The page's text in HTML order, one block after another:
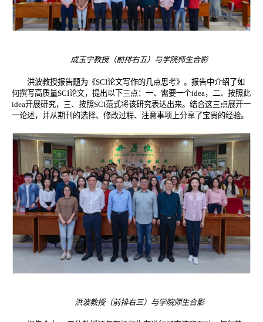
成玉宁教授（前排右五）与学院师生合影
洪波教授报告题为《SCI论文写作的几点思考》。报告中介绍了如
何撰写高质量SCI论文，提出以下三点：一、需要一个idea，二、按照此
idea开展研究，三、按照SCI范式将该研究表达出来。结合这三点展开一
一论述，并从期刊的选择、修改过程、注意事项上分享了宝贵的经验。
洪波教授（前排右三）与学院师生合影